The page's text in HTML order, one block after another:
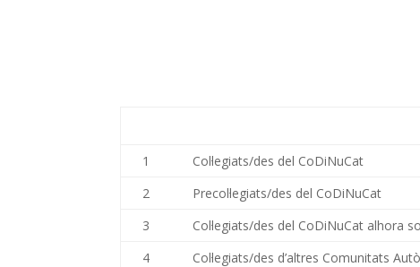
1 Col·legiats/des del CoDiNuCat
2
Precol·legiats/des del CoDiNuCat
3
Col·legiats/des del CoDiNuCat alhora
4
Col·legiats/des d’altres Comunitats